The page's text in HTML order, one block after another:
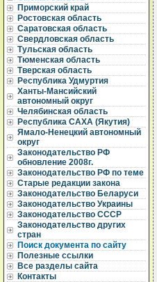
Приморский край
Ростовская область
Саратовская область
Свердловская область
Тульская область
Тюменская область
Тверская область
Республика Удмуртия
Ханты-Мансийский
автономный округ
Челябинская область
Республика САХА (Якутия)
Ямало-Ненецкий автономный
округ
Законодательство РФ
обновление 2008г.
Законодательство РФ по теме
Старые редакции закона
Законодательство Беларуси
Законодательство Украины
Законодательство СССР
Законодательство других
стран
Поиск документа по сайту
Полезные ссылки
Все разделы сайта
Контакты